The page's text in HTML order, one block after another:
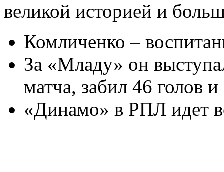
великой историей и
Комличенко –
За «Младу» он
матча, забил 46 голов и
«Динамо» в РПЛ идет